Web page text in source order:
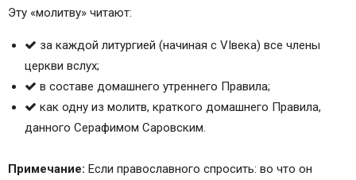
Эту «молитву» читают:
за каждой литургией (начиная с VIвека) все члены
церкви вслух;
в составе домашнего утреннего Правила;
как одну из молитв, краткого домашнего Правила,
данного Серафимом Саровским.
Примечание: Если православного спросить: во что он